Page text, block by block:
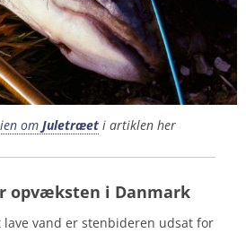
om Juletræet i artiklen her
opvæksten i Danmark
vand er stenbideren udsat for